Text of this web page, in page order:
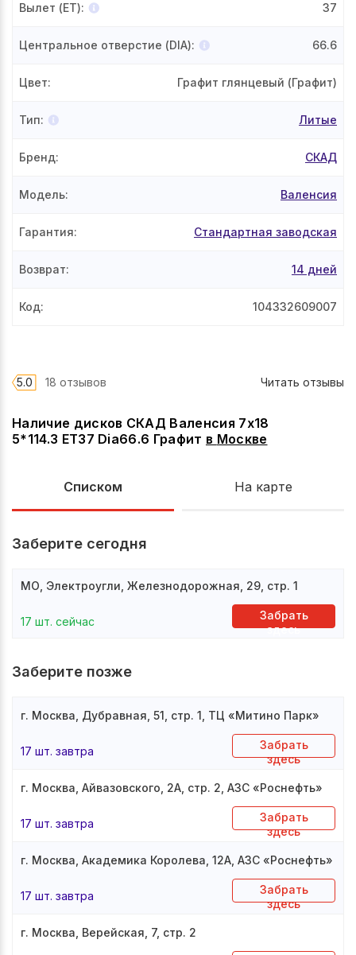
Наличие дисков СКАД Валенсия 7x18
5*114.3 ET37 Dia66.6 Графит в Москве
Списком На карте
Заберите сегодня
МО, Электроугли, Железнодорожная, 29, стр. 1
17 шт. сейчас
Забрать
здесь
Заберите позже
г. Москва, Дубравная, 51, стр. 1, ТЦ «Митино Парк»
17 шт. завтра
Забрать
здесь
г. Москва, Айвазовского, 2А, стр. 2, АЗС «Роснефть»
17 шт. завтра
Забрать
здесь
г. Москва, Академика Королева, 12А, АЗС «Роснефть»
17 шт. завтра
Забрать
здесь
г. Москва, Верейская, 7, стр. 2
Вылет (ET): 37
Центральное отверстие (DIA): 66.6
Цвет: Графит глянцевый (Графит)
Тип: Литые
Бренд: СКАД
Модель: Валенсия
Гарантия: Стандартная заводская
Возврат: 14 дней
Код: 104332609007
5.0 18 отзывов Читать отзывы